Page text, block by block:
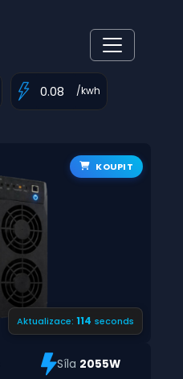
/kwh
KOUPIT
Aktualizace: 114 seconds
Síla 2055W